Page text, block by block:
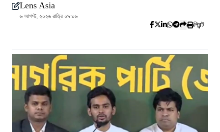
Lens Asia
৬ আগস্ট, ২০২৬ রাত্রি ০৯:০৬
প্রিন্ট